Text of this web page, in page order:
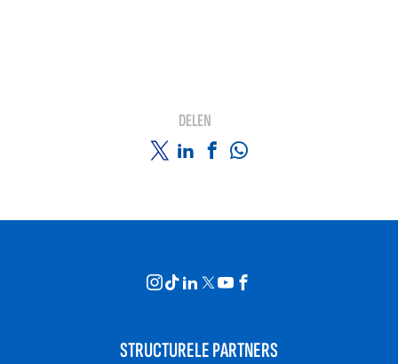
DELEN
STRUCTURELE PARTNERS